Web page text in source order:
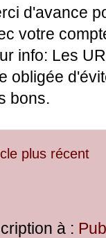
d'avance
votre
info: Les
obligée
bons.
plus récent
à :